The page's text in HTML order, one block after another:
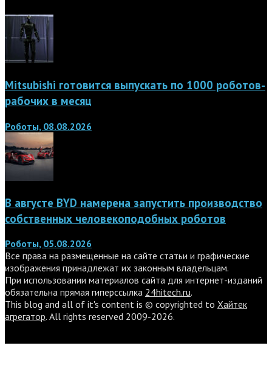
Mitsubishi готовится выпускать по 1000 роботов-
рабочих в месяц
Роботы, 08.08.2026
В августе BYD намерена запустить производство
собственных человекоподобных роботов
Роботы, 05.08.2026
Все права на размещенные на сайте статьи и графические
изображения принадлежат их законным владельцам.
При использовании материалов сайта для интернет-изданий
обязательна прямая гиперссылка 24hitech.ru.
This blog and all of it's content is © copyrighted to Хайтек
агрегатор. All rights reserved 2009-2026.